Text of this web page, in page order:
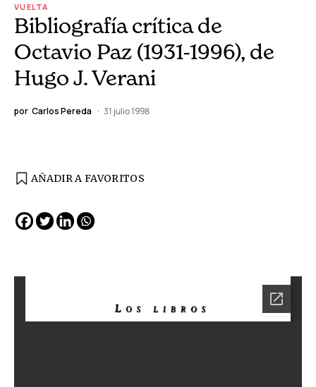
VUELTA
Bibliografía crítica de
Octavio Paz (1931-1996), de
Hugo J. Verani
por Carlos Pereda 31 julio 1998
AÑADIR A FAVORITOS